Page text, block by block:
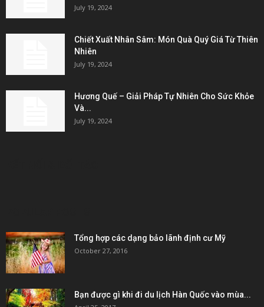
July 19, 2024
Chiết Xuất Nhân Sâm: Món Quà Quý Giá Từ Thiên
Nhiên
July 19, 2024
Hương Quế – Giải Pháp Tự Nhiên Cho Sức Khỏe
Và...
July 19, 2024
Tổng hợp các dạng bảo lãnh định cư Mỹ
October 27, 2016
Bạn được gì khi đi du lịch Hàn Quốc vào mùa...